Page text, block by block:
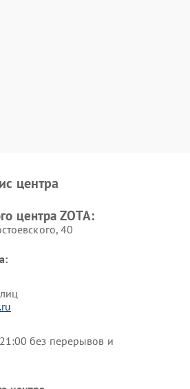
центра
центра ZOTA:
40
без перерывов и